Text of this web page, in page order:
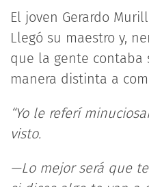
El joven Gerardo
Llegó su maestro y,
que la gente contaba
manera distinta a
“Yo le referí
visto.
—Lo mejor será que